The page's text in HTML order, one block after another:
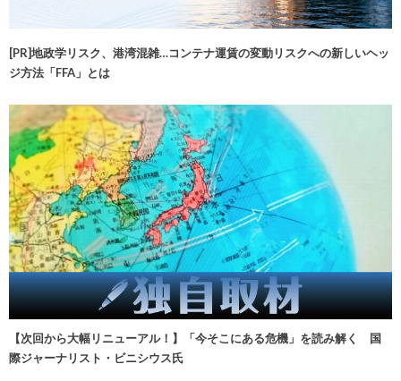
[PR]地政学リスク、港湾混雑…コンテナ運賃の変動リスクへの新しいヘッ
ジ方法「FFA」とは
【次回から大幅リニューアル！】「今そこにある危機」を読み解く 国
際ジャーナリスト・ビニシウス氏